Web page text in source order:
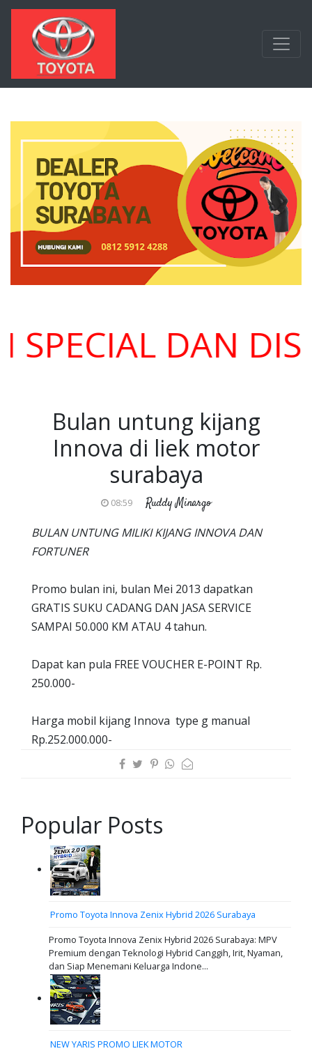
Langsung ke konten utama
DAN
Bulan untung kijang
Innova di liek motor
surabaya
08:59 Ruddy Minargo
BULAN UNTUNG MILIKI KIJANG INNOVA DAN
FORTUNER
Promo bulan ini, bulan Mei 2013 dapatkan
GRATIS SUKU CADANG DAN JASA SERVICE
SAMPAI 50.000 KM ATAU 4 tahun.
Dapat kan pula FREE VOUCHER E-POINT Rp.
250.000-
Harga mobil kijang Innova type g manual
Rp.252.000.000-
Popular Posts
Promo Toyota Innova Zenix Hybrid 2026 Surabaya
Promo Toyota Innova Zenix Hybrid 2026 Surabaya: MPV
Premium dengan Teknologi Hybrid Canggih, Irit, Nyaman,
dan Siap Menemani Keluarga Indone...
NEW YARIS PROMO LIEK MOTOR